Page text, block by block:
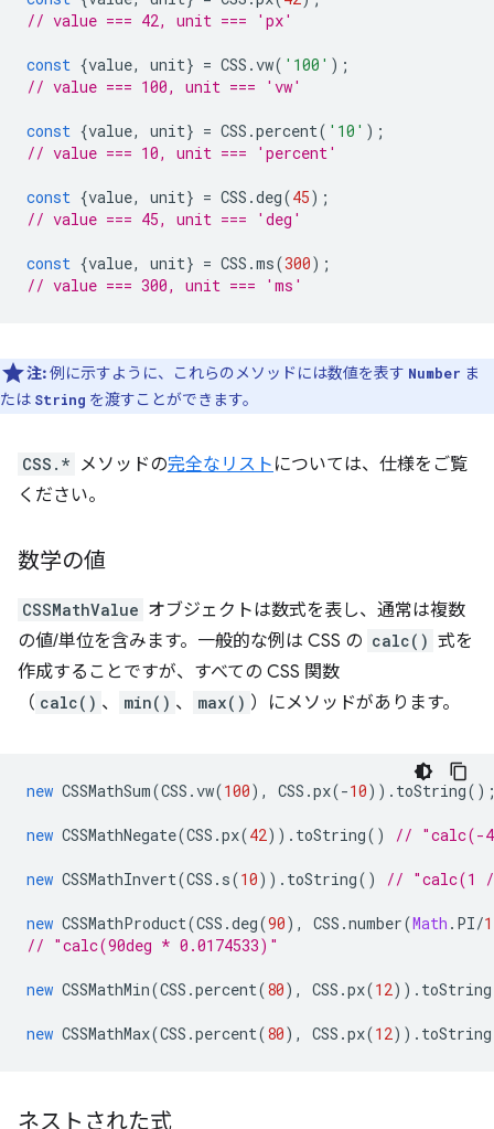
// value === 42, unit === 'px'
const {value, unit} = CSS .vw( '100' );
// value === 100, unit === 'vw'
const {value, unit} = CSS .percent( '10' );
// value === 10, unit === 'percent'
const {value, unit} = CSS .deg(45);
// value === 45, unit === 'deg'
const {value, unit} = CSS .ms(300);
// value === 300, unit === 'ms'
注:例に示すように、これらのメソッドには数値を表す Number ま
たは String を渡すことができます。
CSS.* メソッドの完全なリスト については、仕様をご覧
ください。
数学の値
CSSMathValue オブジェクトは数式を表し、通常は複数
の値/単位を含みます。一般的な例は CSS の calc() 式を
作成することですが、すべての CSS 関数
（ calc() 、 min() 、 max() ）にメソッドがあります。
new CSSMathSum(CSS .vw(100), CSS .px(-10)). toString
new CSSMathNegate(CSS .px(42)). toString() // "calc(-
new CSSMathInvert(CSS . s(10)). toString() // "calc(1
new CSSMathProduct(CSS .deg(90), CSS .number(Math . PI/
// "calc(90deg * 0.0174533)"
new CSSMathMin(CSS .percent(80), CSS .px(12)). toString
new CSSMathMax(CSS .percent(80), CSS .px(12)). toString
ネストされた式